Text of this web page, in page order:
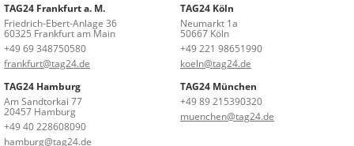
TAG24 Frankfurt a. M.
Friedrich-Ebert-Anlage 36
60325 Frankfurt am Main
+49 69 348750580
frankfurt@tag24.de
TAG24 Köln
Neumarkt 1a
50667 Köln
+49 221 98651990
koeln@tag24.de
TAG24 Hamburg
Am Sandtorkai 77
20457 Hamburg
+49 40 228608090
hamburg@tag24.de
TAG24 München
+49 89 215390320
muenchen@tag24.de